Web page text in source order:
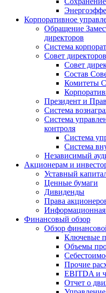
Корпоративное
Обращение
директоров
Система
Совет
Совет
Состав
Комитеты
Президент и
Система
Система
контроля
Система
Система
Независимый
Акционерам и
Уставный
Ценные бумаги
Дивиденды
Права
Информационная
Финансовый обзор
Обзор
Ключевые
Объемы
Прочие
EBITDA и
Отчет о